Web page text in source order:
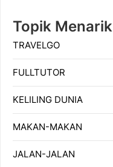
Topik Menarik
TRAVELGO
FULLTUTOR
KELILING DUNIA
MAKAN-MAKAN
JALAN-JALAN